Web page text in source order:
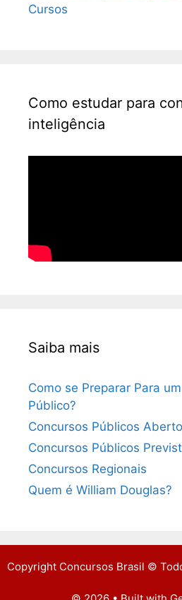
Cursos
Como estudar para
inteligência
Saiba mais
Como se Preparar Para
Público?
Concursos Públicos
Concursos Públicos
Concursos Regionais
Quem é William Douglas?
Copyright Concursos Brasil ©